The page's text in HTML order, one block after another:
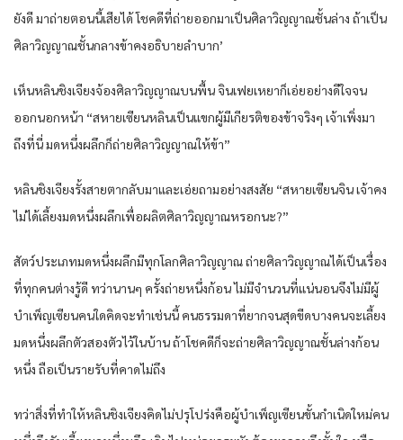
ยัง​ดี​ มาถ่าย​ตอนนี้​เสียได้​ โชคดี​ที่​ถ่าย​ออกมา​เป็น​ศิลา​วิญญาณ​ชั้นล่าง​ ถ้าเป็น​
ศิลา​วิญญาณ​ชั้น​กลาง​ข้า​คง​อธิบาย​ลำบาก​’
เห็น​หลิน​ชิงเจียง​จ้อง​ศิลา​วิญญาณ​บน​พื้น​ จิน​เฟย​เหยา​ก็​เอ่ย​อย่าง​ดีใจ​จน​
ออกนอกหน้า​ “สหาย​เซียน​หลิน​เป็น​แขก​ผู้มีเกียรติ​ของ​ข้า​จริงๆ​ เจ้าเพิ่ง​มา
ถึงที่นี่​ มด​หนึ่ง​ผลึก​ก็​ถ่าย​ศิลา​วิญญาณ​ให้​ข้า​”
หลิน​ชิงเจียง​รั้ง​สายตา​กลับมา​และ​เอ่ย​ถามอย่าง​สงสัย​ “สหาย​เซียน​จิน​ เจ้าคง​
ไม่ได้​เลี้ยง​มด​หนึ่ง​ผลึก​เพื่อ​ผลิต​ศิลา​วิญญาณ​หรอก​นะ​?”
สัตว์​ประเภท​มด​หนึ่ง​ผลึก​มีทุก​โลก​ศิลา​วิญญาณ​ ถ่าย​ศิลา​วิญญาณ​ได้​เป็นเรื่อง​
ที่​ทุกคน​ต่าง​รู้ดี​ ทว่า​นานๆ ครั้ง​ถ่าย​หนึ่ง​ก้อน​ ไม่มีจำนวน​ที่​แน่นอน​จึงไม่มีผู้​
บำเพ็ญ​เซียน​คนใด​คิด​จะทำ​เช่นนี้​ คนธรรมดา​ที่​ยากจน​สุดขีด​บางคน​จะเลี้ยง​
มด​หนึ่ง​ผลึก​ตัว​สอง​ตัว​ไว้​ใน​บ้าน​ ถ้าโชคดี​ก็​จะถ่าย​ศิลา​วิญญาณ​ชั้นล่าง​ก้อน​
หนึ่ง​ ถือเป็น​รายรับ​ที่​คาดไม่ถึง​
ทว่า​สิ่งที่​ทำให้​หลิน​ชิงเจียง​คิด​ไม่ปรุโปร่ง​คือ​ผู้​บำเพ็ญ​เซียน​ขั้น​กำเนิด​ใหม่​คน​